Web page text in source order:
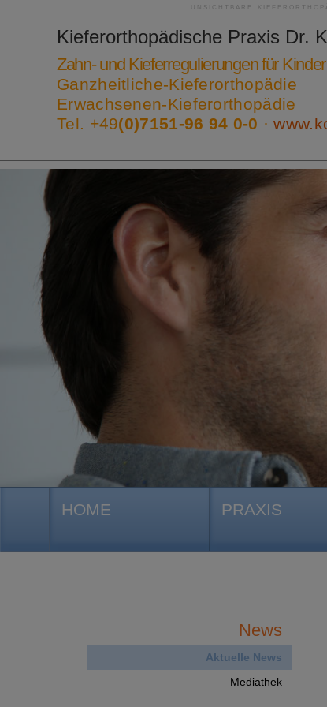
UNSICHTBARE
Kieferorthopädische Praxis Dr.
Zahn- und Kieferregulierungen für
Ganzheitliche-Kieferorthopädie
Erwachsenen-Kieferorthopädie
Tel. +49(0)7151-96 94 0-0 ·
HOME PRAXIS
News
Aktuelle News
Mediathek